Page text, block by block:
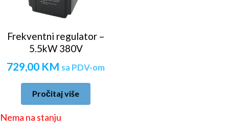
Frekventni regulator –
5.5kW 380V
729,00 KM sa PDV-om
Pročitaj više
Nema na stanju